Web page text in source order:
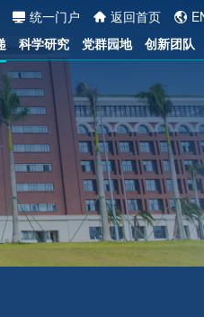
统一门户 返回首页
科学研究 党群园地 创新团队